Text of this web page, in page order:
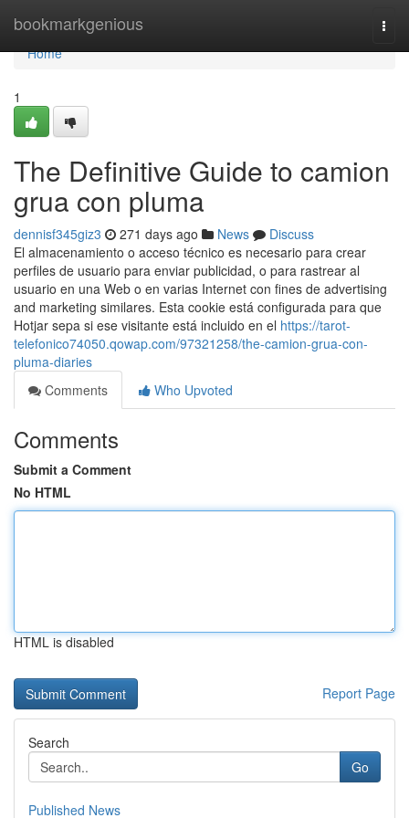
bookmarkgenious
Home
Home
1
The Definitive Guide to camion
grua con pluma
dennisf345giz3 271 days ago News
Discuss
El almacenamiento o acceso técnico es necesario para crear
perfiles de usuario para enviar publicidad, o para rastrear al
usuario en una Web o en varias Internet con fines de advertising
and marketing similares. Esta cookie está configurada para que
Hotjar sepa si ese visitante está incluido en el https://tarot-
telefonico74050.qowap.com/97321258/the-camion-grua-con-
pluma-diaries
Comments
Who Upvoted
Comments
Submit a Comment
No HTML
HTML is disabled
Report Page
Search
Go
Published News